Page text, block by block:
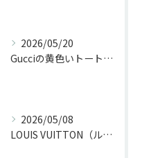
2026/05/20
Gucciの黄色いトートバッグをクリーニング
2026/05/08
LOUIS VUITTON（ルイ・ヴィトン）の長財布のファスナー交換